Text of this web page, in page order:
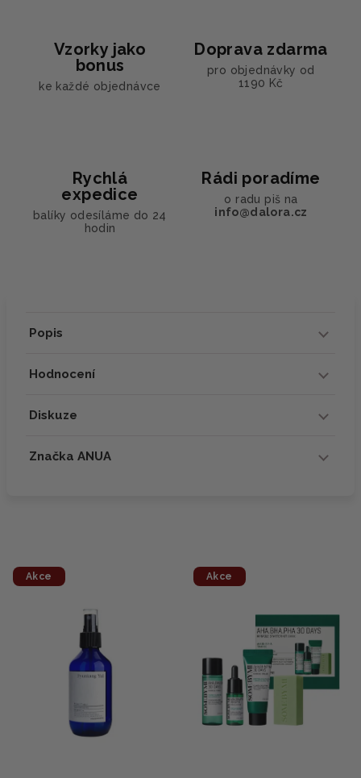
Vzorky jako
bonus
ke každé objednávce
Doprava zdarma
pro objednávky od
1190 Kč
Rychlá
expedice
balíky odesíláme do 24
hodin
Rádi poradíme
o radu piš na
info@dalora.cz
Popis
Hodnocení
Diskuze
Značka ANUA
Akce Akce